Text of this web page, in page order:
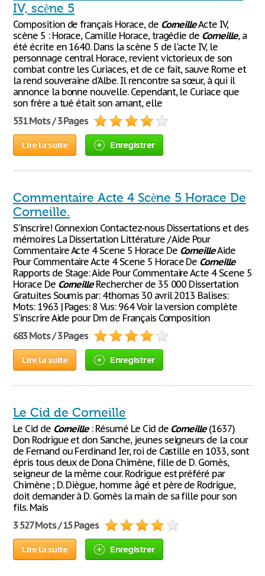
IV, scène 5
Composition de français Horace, de CorneilleActe IV,
scène 5 : Horace, Camille Horace, tragédie de Corneille, a
été écrite en 1640. Dans la scène 5 de l'acte IV, le
personnage central Horace, revient victorieux de son
combat contre les Curiaces, et de ce fait, sauve Rome et
la rend souveraine d'Albe. Il rencontre sa sœur, à qui il
annonce la bonne nouvelle. Cependant, le Curiace que
son frère a tué était son amant, elle
531 Mots / 3 Pages
Lire la suite Enregistrer
Commentaire Acte 4 Scène 5 Horace De
Corneille.
S'inscrire! Connexion Contactez-nous Dissertations et des
mémoires La Dissertation Littérature / Aide Pour
Commentaire Acte 4 Scene 5 Horace De CorneilleAide
Pour Commentaire Acte 4 Scene 5 Horace De Corneille
Rapports de Stage: Aide Pour Commentaire Acte 4 Scene 5
Horace De CorneilleRechercher de 35 000 Dissertation
Gratuites Soumis par: 4thomas 30 avril 2013 Balises:
Mots: 1963 | Pages: 8 Vus: 964 Voir la version complète
S'inscrire Aide pour Dm de Français Composition
683 Mots / 3 Pages
Lire la suite Enregistrer
Le Cid de Corneille
Le Cid de Corneille: Résumé Le Cid de Corneille(1637)
Don Rodrigue et don Sanche, jeunes seigneurs de la cour
de Fernand ou Ferdinand Ier, roi de Castille en 1033, sont
épris tous deux de Dona Chimène, fille de D. Gomès,
seigneur de la même cour. Rodrigue est préféré par
Chimène ; D. Diègue, homme âgé et père de Rodrigue,
doit demander à D. Gomès la main de sa fille pour son
fils. Mais
3 527 Mots / 15 Pages
Lire la suite Enregistrer